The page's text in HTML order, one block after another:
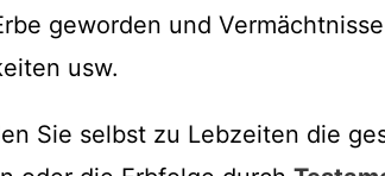
geworden und
usw.
Sie selbst zu Lebzeiten die